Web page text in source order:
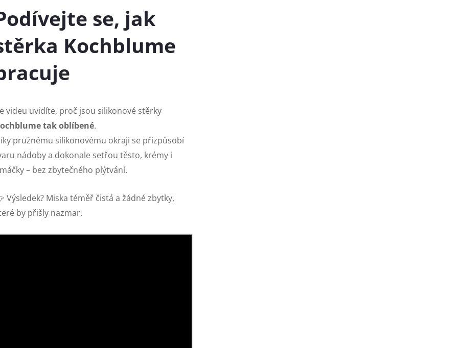
se, jak
Kochblume
videu uvidíte, proč jsou silikonové stěrky
tak oblíbené.
pružnému silikonovému okraji se přizpůsobí
nádoby a dokonale setřou těsto, krémy i
– bez zbytečného plýtvání.
Výsledek? Miska téměř čistá a žádné zbytky,
by přišly nazmar.